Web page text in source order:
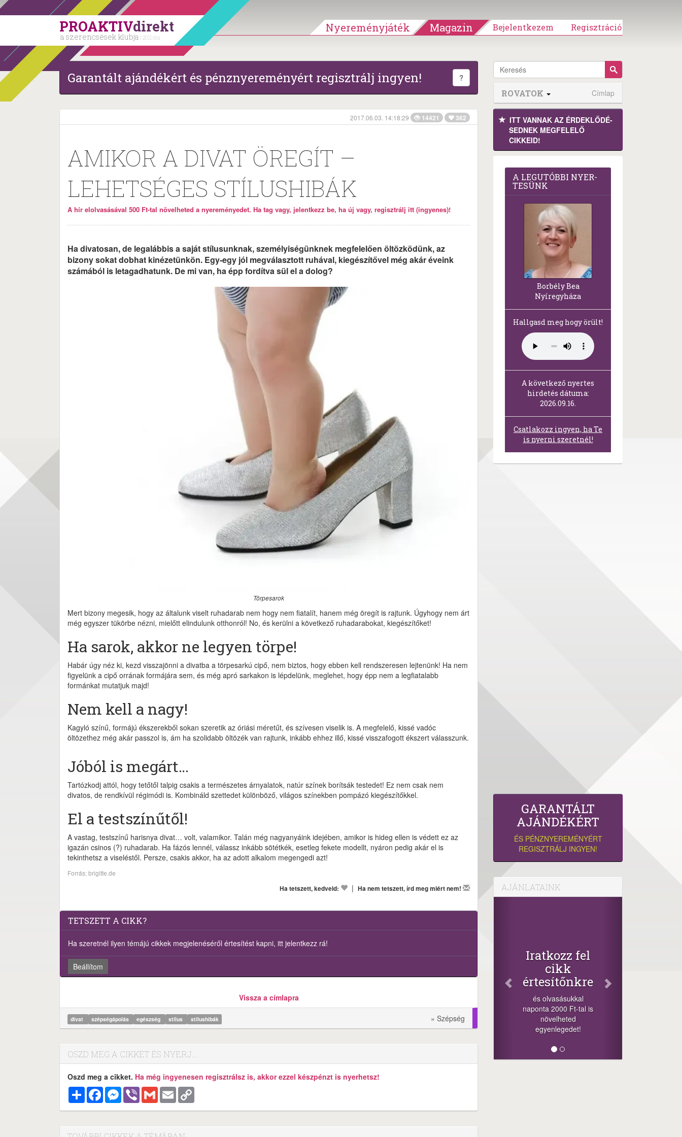
PROAKTIVdirekt
a szerencsések klubja | 2011 óta
Nyereményjáték Magazin Bejelentkezem Regisztráció
Garantált ajándékért és pénznyereményért regisztrálj ingyen! ?
2017.06.03. 14:18:29 14421 362
AMIKOR A DIVAT ÖREGÍT –
LEHETSÉGES STÍLUSHIBÁK
A hír elolvasásával 500 Ft-tal növelheted a nyereményedet. Ha tag vagy, jelentkezz be, ha új vagy, regisztrálj itt (ingyenes)!
Ha divatosan, de legalábbis a saját stílusunknak, személyiségünknek megfelelően öltözködünk, az
bizony sokat dobhat kinézetünkön. Egy-egy jól megválasztott ruhával, kiegészítővel még akár éveink
számából is letagadhatunk. De mi van, ha épp fordítva sül el a dolog?
Törpesarok
Mert bizony megesik, hogy az általunk viselt ruhadarab nem hogy nem fiatalít, hanem még öregít is rajtunk. Úgyhogy nem árt
még egyszer tükörbe nézni, mielőtt elindulunk otthonról! No, és kerülni a következő ruhadarabokat, kiegészítőket!
Ha sarok, akkor ne legyen törpe!
Habár úgy néz ki, kezd visszajönni a divatba a törpesarkú cipő, nem biztos, hogy ebben kell rendszeresen lejtenünk! Ha nem
figyelünk a cipő orrának formájára sem, és még apró sarkakon is lépdelünk, meglehet, hogy épp nem a legfiatalabb
formánkat mutatjuk majd!
Nem kell a nagy!
Kagyló színű, formájú ékszerekből sokan szeretik az óriási méretűt, és szívesen viselik is. A megfelelő, kissé vadóc
öltözethez még akár passzol is, ám ha szolidabb öltözék van rajtunk, inkább ehhez illő, kissé visszafogott ékszert válasszunk.
Jóból is megárt…
Tartózkodj attól, hogy tetőtől talpig csakis a természetes árnyalatok, natúr színek borítsák testedet! Ez nem csak nem
divatos, de rendkívül régimódi is. Kombináld szettedet különböző, világos színekben pompázó kiegészítőkkel.
El a testszínűtől!
A vastag, testszínű harisnya divat… volt, valamikor. Talán még nagyanyáink idejében, amikor is hideg ellen is védett ez az
igazán csinos (?) ruhadarab. Ha fázós lennél, válassz inkább sötétkék, esetleg fekete modellt, nyáron pedig akár el is
tekinthetsz a viseléstől. Persze, csakis akkor, ha az adott alkalom megengedi azt!
Forrás: brigitte.de
Ha tetszett, kedveld:
| Ha nem tetszett, írd meg miért nem!
TETSZETT A CIKK?
Ha szeretnél ilyen témájú cikkek megjelenéséről értesítést kapni, itt jelentkezz rá!
Beállítom
Vissza a címlapra
divat szépségápolás egészség stílus stílushibák » Szépség
OSZD MEG A CIKKET ÉS NYERJ...
Oszd meg a cikket. Ha még ingyenesen regisztrálsz is, akkor ezzel készpénzt is nyerhetsz!
MegosztásFacebookMessenger
Viber Gmail Email
ROVATOK Címlap
ITT VANNAK AZ ÉRDEK­LŐDÉ­
SEDNEK MEGFE­LELŐ
CIKKEID!
A LEG­U­TÓB­BI NYER­
TE­SÜNK
Borbély Bea
Nyíregyháza
Hallgasd meg hogy örült!
A következő nyertes
hirdetés dátuma:
2026.09.16.
Csatlakozz ingyen, ha Te
is nyerni szeretnél!
GARANTÁLT
AJÁNDÉKÉRT
ÉS PÉNZNYEREMÉNYÉRT
REGISZTRÁLJ INGYEN!
AJÁNLATAINK
Iratkozz fel
cikk
értesítőnkre
és olvasásukkal
naponta 2000 Ft-tal is
növelheted
egyenlegedet!